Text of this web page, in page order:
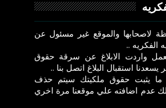
لاصحابها والموقع غير مسئول عن
الفكريه ..
واردت الابلاغ عن سرقة حقوق
يسعدنا استقبال البلاغ اتصل بنا ..
يثبت حقوق ملكيتك سيتم حذف
عدم اضافته علي موقعنا مرة اخري